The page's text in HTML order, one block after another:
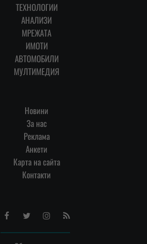
ТЕХНОЛОГИИ
АНАЛИЗИ
МРЕЖАТА
ИМОТИ
АВТОМОБИЛИ
МУЛТИМЕДИЯ
Новини
За нас
Реклама
Анкети
Карта на сайта
Контакти
FacebookTwitterInstagram
RSS